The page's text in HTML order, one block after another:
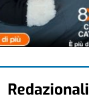
Redazionali